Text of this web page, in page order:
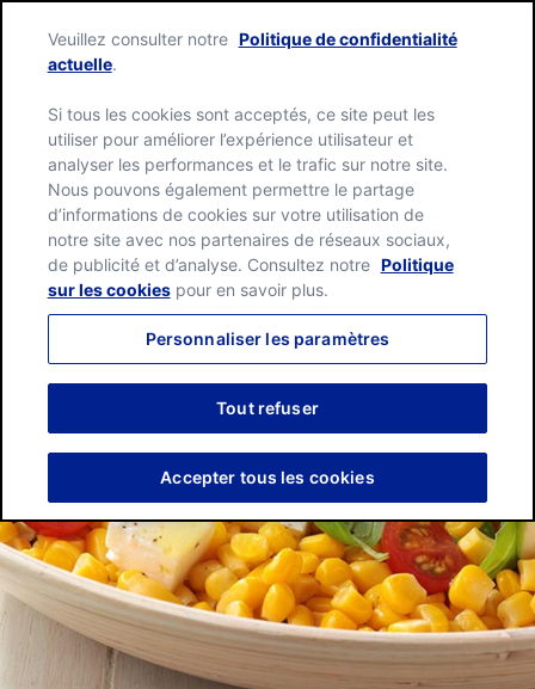
content
Green
Giant
home
Veuillez consulter notre Politique de confidentialité
actuelle.
Si tous les cookies sont acceptés, ce site peut les
utiliser pour améliorer l’expérience utilisateur et
analyser les performances et le trafic sur notre site.
Nous pouvons également permettre le partage
d’informations de cookies sur votre utilisation de
notre site avec nos partenaires de réseaux sociaux,
de publicité et d’analyse. Consultez notre Politique
sur les cookiespour en savoir plus.
Personnaliser les paramètres
Tout refuser
Accepter tous les cookies